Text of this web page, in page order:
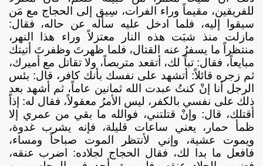
للفريقين، مقيماً وراء الفرات، سِيق إلى الحجاج مع مَن
سيقوا إليه، فلما ادخل عليه سأله عن حاله، فقال:
مازلت منذ شبَت هذه النار معتزلاً وراء هذا النهر،
منتظراً ما يسفرُ عنه القتال، فلما ظهرتَ وظفرتَ أتيتك
مبايعاً، فقال: تباً لك، أتقعد متربصاً، ولا تقاتل مع أميرك،
ثم زجره قائلاً: أتشهد على نفسك بأنك كافر، قال: بئس
الرجل أنا إنْ كنتُ عبدت الله ثمانين عاماً، ثم أشهد بعد
ذلك على نفسي بالكفر، ليس الأمرُ معقولاً، فقال له: إذاً
أقتلك، قال: وإنْ قتلتني، فوالله ما بقي من عمري إلا
ظمأ حمار، يعني ساعات قليلة، فإنه يشرب غدوة،
ويموت عشية، وإني لأنتظر الموت صباحاً ومساء،
فافعل ما بدا لك، فقال الحجاج لجلاده: اضرب عنقه،